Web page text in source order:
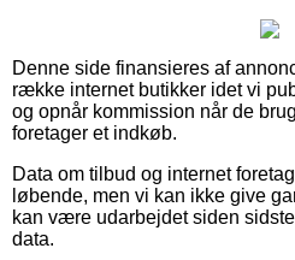
Denne side finansieres af
række internet butikker idet vi
og opnår kommission når de
foretager et indkøb.
Data om tilbud og internet
løbende, men vi kan ikke give
kan være udarbejdet siden
data.